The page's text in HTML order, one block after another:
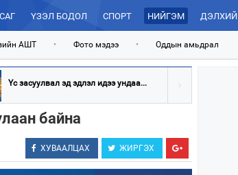
ҮЗЭЛ БОДОЛ СПОРТ НИЙГЭМ ДЭЛХИЙ
АШТ • Фото мэдээ • Оддын амьдрал
Үс засуулвал эд эдлэл идээ ундаа...
байна
ХУВААЛЦАХ ЖИРГЭХ